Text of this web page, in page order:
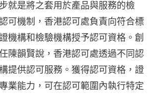
就是將之套用於產品與服務的檢
可機制，香港認可處負責向符合標
機構和檢驗機構授予認可資格。創
陳韻賢說，香港認可處透過不同認
提供認可服務。獲得認可資格，證
業能力，可在認可範圍內執行特定